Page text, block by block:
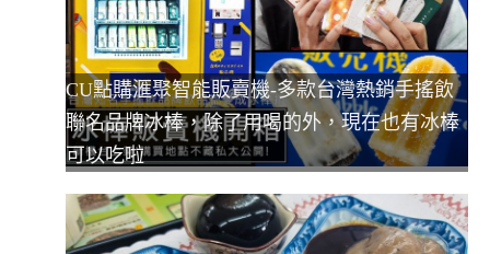
CU點購滙聚智能販賣機-多款台灣熱銷手搖飲
聯名品牌冰棒，除了用喝的外，現在也有冰棒
可以吃啦